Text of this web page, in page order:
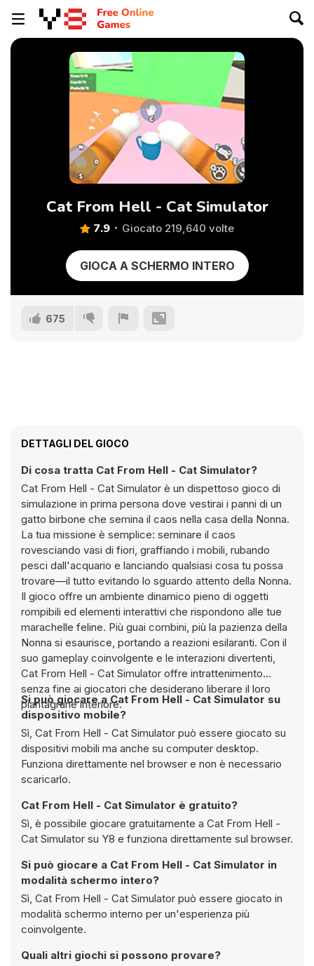
Cat From Hell - Cat Simulator
7.9 Giocato 219,640 volte
GIOCA A SCHERMO INTERO
675
DETTAGLI DEL GIOCO
Di cosa tratta Cat From Hell - Cat Simulator?
Cat From Hell - Cat Simulator è un dispettoso gioco di
simulazione in prima persona dove vestirai i panni di un
gatto birbone che semina il caos nella casa della Nonna.
La tua missione è semplice: seminare il caos
rovesciando vasi di fiori, graffiando i mobili, rubando
pesci dall'acquario e lanciando qualsiasi cosa tu possa
trovare—il tutto evitando lo sguardo attento della Nonna.
Il gioco offre un ambiente dinamico pieno di oggetti
rompibili ed elementi interattivi che rispondono alle tue
marachelle feline. Più guai combini, più la pazienza della
Nonna si esaurisce, portando a reazioni esilaranti. Con il
suo gameplay coinvolgente e le interazioni divertenti,
Cat From Hell - Cat Simulator offre intrattenimento
senza fine ai giocatori che desiderano liberare il loro
piantagrane interiore.
Si può giocare a Cat From Hell - Cat Simulator su
dispositivo mobile?
Sì, Cat From Hell - Cat Simulator può essere giocato su
dispositivi mobili ma anche su computer desktop.
Funziona direttamente nel browser e non è necessario
scaricarlo.
Cat From Hell - Cat Simulator è gratuito?
Sì, è possibile giocare gratuitamente a Cat From Hell -
Cat Simulator su Y8 e funziona direttamente sul browser.
Si può giocare a Cat From Hell - Cat Simulator in
modalità schermo intero?
Sì, Cat From Hell - Cat Simulator può essere giocato in
modalità schermo interno per un'esperienza più
coinvolgente.
Quali altri giochi si possono provare?